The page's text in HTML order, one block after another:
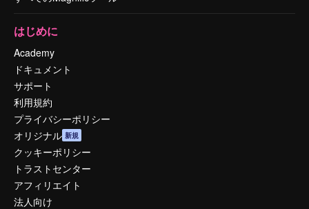
はじめに
Academy
ドキュメント
サポート
利用規約
プライバシーポリシー
オリジナル 新規
クッキーポリシー
トラストセンター
アフィリエイト
法人向け